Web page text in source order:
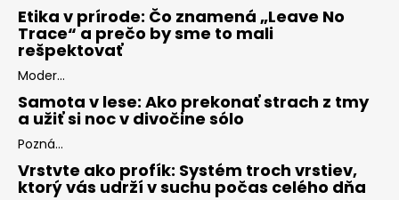
Etika v prírode: Čo znamená „Leave No
Trace“ a prečo by sme to mali
rešpektovať
Moder...
Samota v lese: Ako prekonať strach z tmy
a užiť si noc v divočine sólo
Pozná...
Vrstvte ako profík: Systém troch vrstiev,
ktorý vás udrží v suchu počas celého dňa